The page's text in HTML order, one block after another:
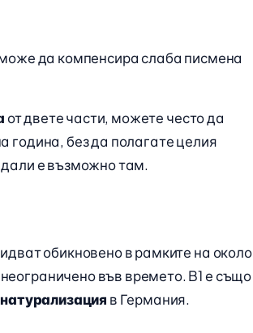
да компенсира слаба писмена
от двете части, можете често да
година, без да полагате целия
дали е възможно там.
идват обикновено в рамките на около
във времето. B1 е също
натурализация в Германия.